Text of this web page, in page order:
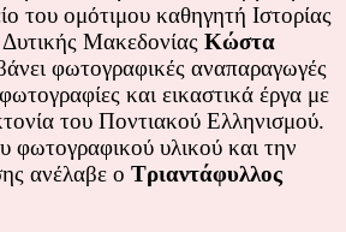
του ομότιμου καθηγητή Ιστορίας
Μακεδονίας Κώστα
φωτογραφικές αναπαραγωγές
και εικαστικά έργα με
του Ποντιακού Ελληνισμού.
φωτογραφικού υλικού και την
ανέλαβε ο Τριαντάφυλλος